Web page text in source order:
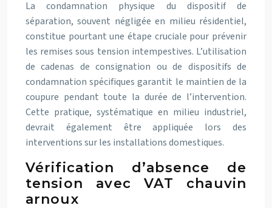
La condamnation physique du dispositif de
séparation, souvent négligée en milieu résidentiel,
constitue pourtant une étape cruciale pour prévenir
les remises sous tension intempestives. L’utilisation
de cadenas de consignation ou de dispositifs de
condamnation spécifiques garantit le maintien de la
coupure pendant toute la durée de l’intervention.
Cette pratique, systématique en milieu industriel,
devrait également être appliquée lors des
interventions sur les installations domestiques.
Vérification d’absence de
tension avec VAT chauvin
arnoux